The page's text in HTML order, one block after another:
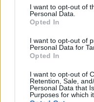
I want to opt-out of
Personal Data.
Opted In
I want to opt-out of
Personal Data for
Opted In
I want to opt-out of
Retention, Sale,
Personal Data that
Purposes for which
giorni, riportò le
che il ponte